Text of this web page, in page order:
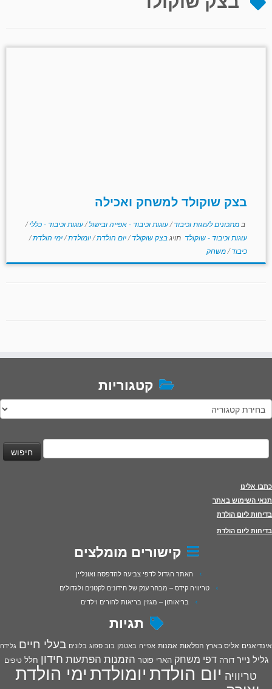
בצק שוקולד למשחק ואכילה
ב מתכונים לעוגות וכיבוד/עוגות וכיבוד - אפייה ובישול/עוגות וכיבוד - כללי/
עוגות וכיבוד - שוקולד תויגבצק שוקולד/יום הולדת/יומולדת/ימי הולדת/
כיבוד/משחק
קטגוריות
קטגוריות
חיפוש:
כתבו אלינו
תנאי השימוש באתר
בדיחות ליום הולדת
בדיחות ליום הולדת
קישורים מומלצים
האתר הגדול לדפי צביעה להדפסה ואונליין
טריוויה קידס – מבחר ענק של חידונים לקטנים ולגדולים
בריאותון – מגזין בריאות להורים וילדים
תגיות
אינדיאנים אליס בארץ הפלאות אמנות אפייה באטמן בוב ספוג בלונים בעלי חיים גלידה
גליל נייר דורה דפי משחק הארי פוטר הזמנות הפתעות חידון חלל טיפים
טריוויה יום הולדתיומולדתימי הולדת